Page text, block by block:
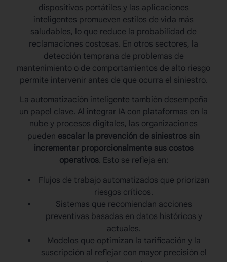
dispositivos portátiles y las aplicaciones
inteligentes promueven estilos de vida más
saludables, lo que reduce la probabilidad de
reclamaciones costosas. En otros sectores, la
detección temprana de problemas de
mantenimiento o de comportamientos de alto riesgo
permite intervenir antes de que ocurra el siniestro.
La automatización inteligente también desempeña
un papel clave. Al integrar IA con plataformas en la
nube y procesos digitales, las organizaciones
pueden escalar la prevención de siniestros sin
incrementar proporcionalmente sus costos
operativos. Esto se refleja en:
Flujos de trabajo automatizados que priorizan
riesgos críticos.
Sistemas que recomiendan acciones
preventivas basadas en datos históricos y
actuales.
Modelos que optimizan la tarificación y la
suscripción al reflejar con mayor precisión el